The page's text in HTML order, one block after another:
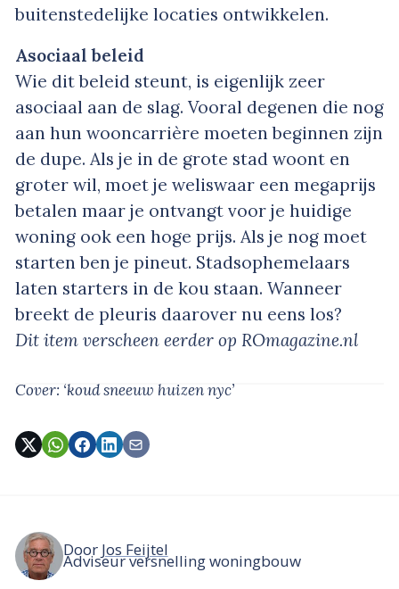
buitenstedelijke locaties ontwikkelen.
Asociaal beleid
Wie dit beleid steunt, is eigenlijk zeer
asociaal aan de slag. Vooral degenen die nog
aan hun wooncarrière moeten beginnen zijn
de dupe. Als je in de grote stad woont en
groter wil, moet je weliswaar een megaprijs
betalen maar je ontvangt voor je huidige
woning ook een hoge prijs. Als je nog moet
starten ben je pineut. Stadsophemelaars
laten starters in de kou staan. Wanneer
breekt de pleuris daarover nu eens los?
Dit item verscheen eerder op ROmagazine.nl
Cover: ‘koud sneeuw huizen nyc’
Door Jos Feijtel
Adviseur versnelling woningbouw